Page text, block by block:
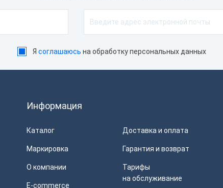
Я соглашаюсь на обработку персональных данных
Информация
Каталог
Маркировка
О компании
E-commerce
Доставка и оплата
Гарантия и возврат
Тарифы
на обслуживание